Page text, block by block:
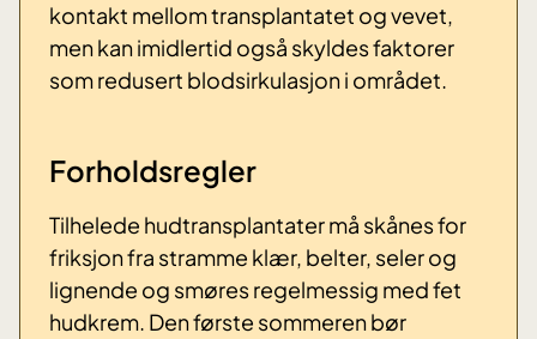
kontakt mellom transplantatet og vevet,
men kan imidlertid også skyldes faktorer
som redusert blodsirkulasjon i området.
Forholdsregler
Tilhelede hudtransplantater må skånes for
friksjon fra stramme klær, belter, seler og
lignende og smøres regelmessig med fet
hudkrem. Den første sommeren bør